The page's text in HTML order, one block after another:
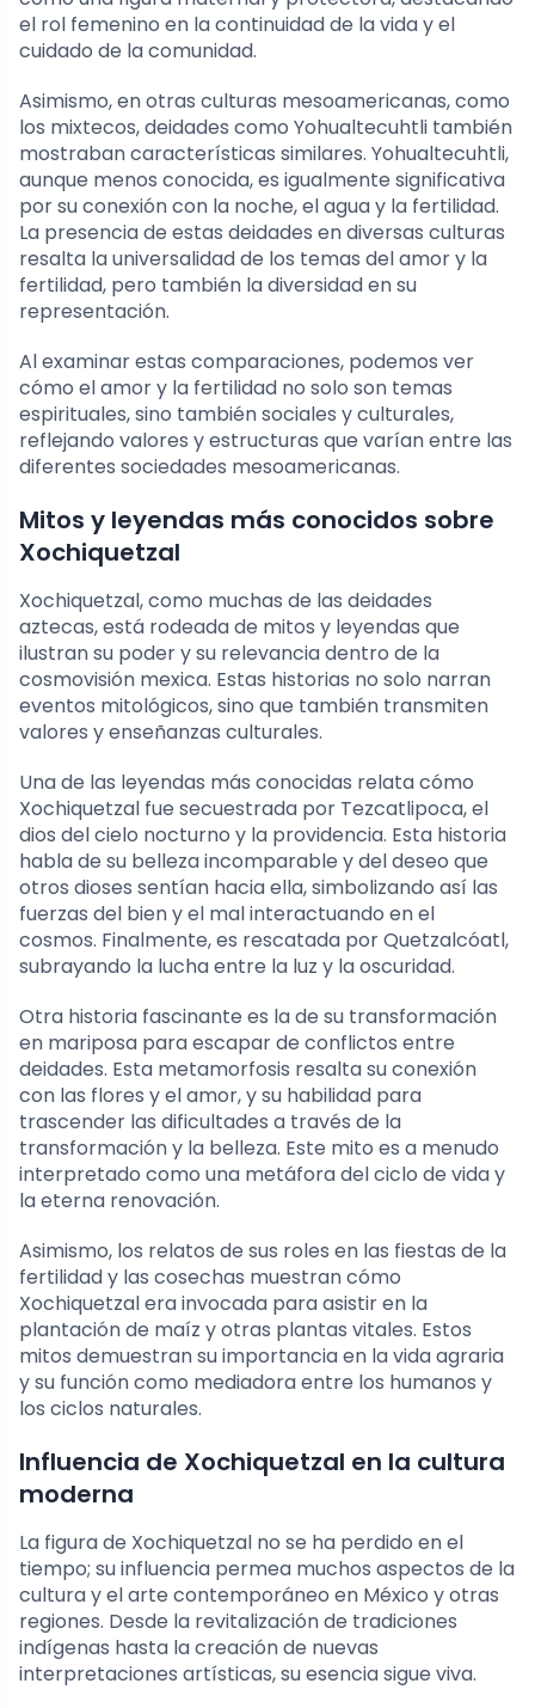
el rol femenino en la continuidad de la vida y el
cuidado de la comunidad.
Asimismo, en otras culturas mesoamericanas, como
los mixtecos, deidades como Yohualtecuhtli también
mostraban características similares. Yohualtecuhtli,
aunque menos conocida, es igualmente significativa
por su conexión con la noche, el agua y la fertilidad.
La presencia de estas deidades en diversas culturas
resalta la universalidad de los temas del amor y la
fertilidad, pero también la diversidad en su
representación.
Al examinar estas comparaciones, podemos ver
cómo el amor y la fertilidad no solo son temas
espirituales, sino también sociales y culturales,
reflejando valores y estructuras que varían entre las
diferentes sociedades mesoamericanas.
Mitos y leyendas más conocidos sobre
Xochiquetzal
Xochiquetzal, como muchas de las deidades
aztecas, está rodeada de mitos y leyendas que
ilustran su poder y su relevancia dentro de la
cosmovisión mexica. Estas historias no solo narran
eventos mitológicos, sino que también transmiten
valores y enseñanzas culturales.
Una de las leyendas más conocidas relata cómo
Xochiquetzal fue secuestrada por Tezcatlipoca, el
dios del cielo nocturno y la providencia. Esta historia
habla de su belleza incomparable y del deseo que
otros dioses sentían hacia ella, simbolizando así las
fuerzas del bien y el mal interactuando en el
cosmos. Finalmente, es rescatada por Quetzalcóatl,
subrayando la lucha entre la luz y la oscuridad.
Otra historia fascinante es la de su transformación
en mariposa para escapar de conflictos entre
deidades. Esta metamorfosis resalta su conexión
con las flores y el amor, y su habilidad para
trascender las dificultades a través de la
transformación y la belleza. Este mito es a menudo
interpretado como una metáfora del ciclo de vida y
la eterna renovación.
Asimismo, los relatos de sus roles en las fiestas de la
fertilidad y las cosechas muestran cómo
Xochiquetzal era invocada para asistir en la
plantación de maíz y otras plantas vitales. Estos
mitos demuestran su importancia en la vida agraria
y su función como mediadora entre los humanos y
los ciclos naturales.
Influencia de Xochiquetzal en la cultura
moderna
La figura de Xochiquetzal no se ha perdido en el
tiempo; su influencia permea muchos aspectos de la
cultura y el arte contemporáneo en México y otras
regiones. Desde la revitalización de tradiciones
indígenas hasta la creación de nuevas
interpretaciones artísticas, su esencia sigue viva.